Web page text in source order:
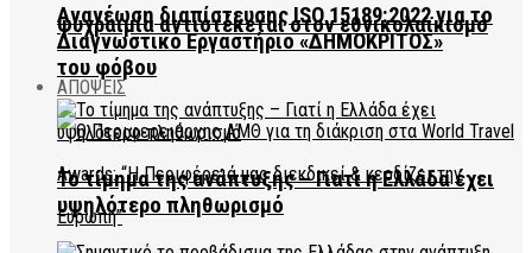
ψυχραιμία αντιστέκεται στον εθνικολαϊκισμό
του φόβου
Ανανέωση διαπίστευσης ISO 15189:2022 για το
Διαγνωστικό Εργαστήριο «ΔΗΜΟΚΡΙΤΟΣ»
ΑΠΟΨΕΙΣ
Το τίμημα της ανάπτυξης – Γιατί η Ελλάδα έχει
υψηλότερο πληθωρισμό